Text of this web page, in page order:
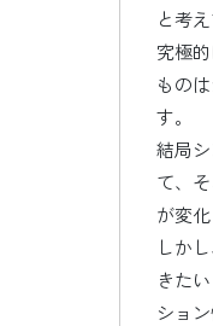
と考
究極
もの
す。
結局
て、
が変
しか
きた
ショ